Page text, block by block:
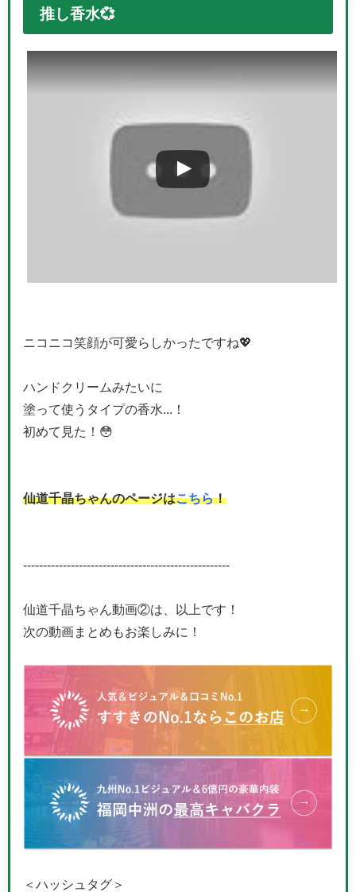
推し香水💞
ニコニコ笑顔が可愛らしかったですね💖
ハンドクリームみたいに
塗って使うタイプの香水...！
初めて見た！😳
仙道千晶ちゃんのページはこちら！
----------------------------------------------------
仙道千晶ちゃん動画②は、以上です！
次の動画まとめもお楽しみに！
＜ハッシュタグ＞